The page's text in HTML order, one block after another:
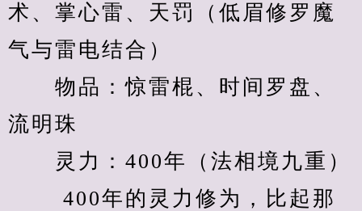
术、掌心雷、天罚（低眉修罗魔
气与雷电结合）
物品：惊雷棍、时间罗盘、
流明珠
灵力：400年（法相境九重）
400年的灵力修为，比起那